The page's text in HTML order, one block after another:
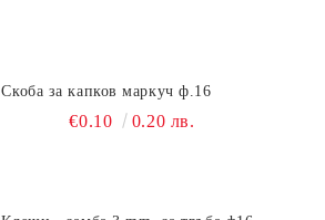
Скоба за капков маркуч ф.16
€0.10 0.20 лв.